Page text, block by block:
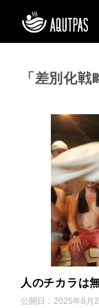
「差別化
人のチカラは
公開日： 2025年8月